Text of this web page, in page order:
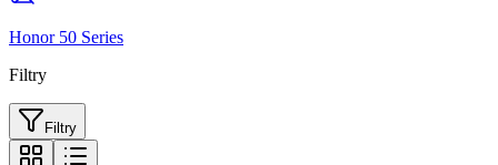
Honor 50 Series
Filtry
Filtry